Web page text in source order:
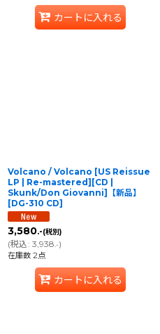
カートに入れる
Volcano / Volcano [US Reissue
LP | Re-mastered][CD |
Skunk/Don Giovanni]【新品】
[DG-310 CD]
3,580.-(税別)
(税込: 3,938.-)
在庫数 2点
カートに入れる